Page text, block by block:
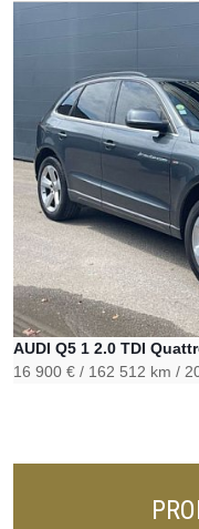
AUDI Q5 1 2.0 TDI
16 900 €
162 512 km